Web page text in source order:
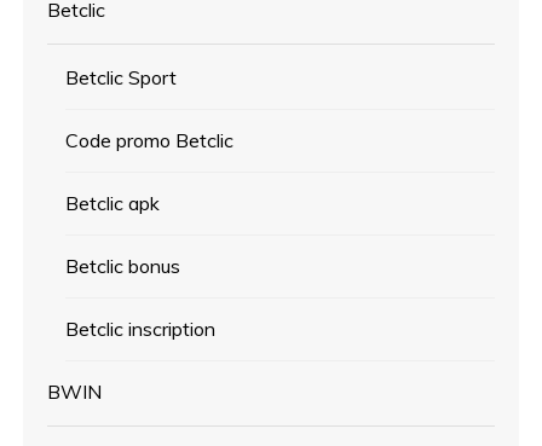
Betclic
Betclic Sport
Code promo Betclic
Betclic apk
Betclic bonus
Betclic inscription
BWIN